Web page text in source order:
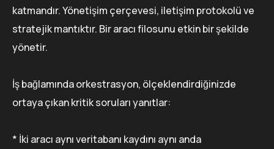
katmandır. Yönetişim çerçevesi, iletişim protokolü ve
stratejik mantıktır. Bir aracı filosunu etkin bir şekilde
yönetir.
İş bağlamında orkestrasyon, ölçeklendirdiğinizde
ortaya çıkan kritik soruları yanıtlar:
* İki aracı aynı veritabanı kaydını aynı anda